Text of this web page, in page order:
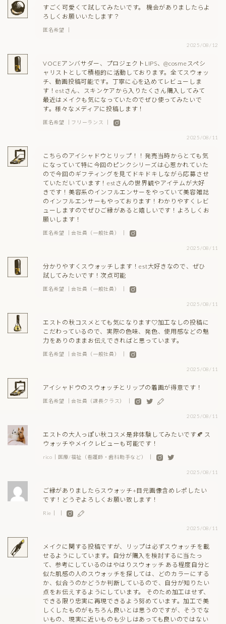
すごく可愛くて試してみたいです。 機会がありましたらよ
ろしくお願いいたします？
匿名希望 ｜
2025/08/12
VOCEアンバサダー、プロジェクトLIPS、@cosmeスペシ
ャリストとして積極的に活動しております。全てスウォッ
チ、動画投稿可能です。丁寧に心を込めてレビューしま
す！estさん、スキンケアから入りたくさん購入してみて
最近はメイクも気になっていたのでぜひ使ってみたいで
す。様々なメディアに投稿します！
匿名希望 ｜フリーランス ｜
2025/08/11
こちらのアイシャドウとリップ！！発売当時からとても気
になっていて特に今回のピンクシリーズは心惹かれていた
ので今回のギフティングを見てドキドキしながら応募させ
ていただいています！estさんの世界観やアイテムが大好
きです！美容系のインフルエンサーをやっていて美容雑誌
のインフルエンサーもやっております！わかりやすくレビ
ューしますのでぜひご縁があると嬉しいです！よろしくお
願いします！
匿名希望 ｜会社員（一般社員） ｜
2025/08/11
分かりやすくスウォッチします！est大好きなので、ぜひ
試してみたいです！次点可能
匿名希望 ｜会社員（一般社員） ｜
2025/08/11
エストの秋コスメとても気になります♡加工なしの投稿に
こだわっているので、実際の色味、発色、使用感などの魅
力をありのままお伝えできればと思っています。
匿名希望 ｜会社員（一般社員） ｜
2025/08/11
アイシャドウのスウォッチとリップの着画が得意です！
匿名希望 ｜会社員（課長クラス） ｜
2025/08/11
エストの大人っぽい秋コスメ是非体験してみたいです🍂 ス
ウォッチやメイクレビューも可能です！
rico｜医療/福祉（看護師・歯科助手など） ｜
2025/08/11
ご縁がありましたらスウォッチ+目元画像含めレポしたい
です！どうぞよろしくお願い致します！
Rie｜ ｜
2025/08/11
メイクに関する投稿ですが、リップは必ずスウォッチを載
せるようにしています。自分が購入を検討するに当たっ
て、参考にしているのはやはりスウォッチ ある程度自分と
似た肌感の人のスウォッチを探しては、どのカラーにする
か、似合うのかどうか判断しているので、自分が知りたい
点をお伝えするようにしています。 そのため加工はせず、
できる限り忠実に再現できるよう努めています。加工で美
しくしたものがもちろん良いとは思うのですが、そうでな
いもの、現実に近いものも少しはあっても良いのではない